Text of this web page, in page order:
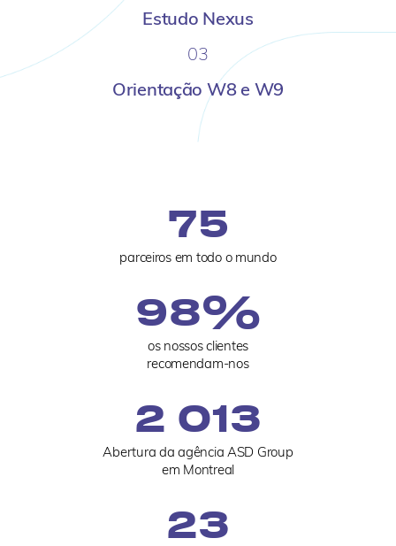
Estudo Nexus
03
Orientação W8 e W9
parceiros em todo o mundo
75
os nossos clientes
recomendam-nos
98%
Abertura da agência ASD Group
em Montreal
2 013
23